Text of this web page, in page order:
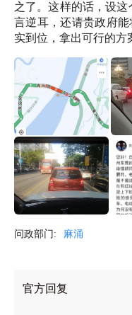
之了。这样的话，设
言逆耳，还请贵政府
实到位，拿出可行的方
问政部门: 麻涌
官方回复